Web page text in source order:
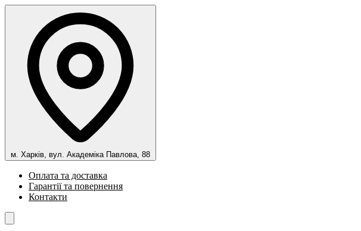
м. Харків, вул. Академіка Павлова, 88
Оплата та доставка
Гарантії та повернення
Контакти